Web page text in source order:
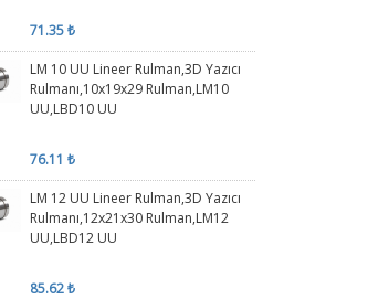
71.35 ₺
LM 10 UU Lineer Rulman,3D Yazıcı
Rulmanı,10x19x29 Rulman,LM10
UU,LBD10 UU
76.11 ₺
LM 12 UU Lineer Rulman,3D Yazıcı
Rulmanı,12x21x30 Rulman,LM12
UU,LBD12 UU
85.62 ₺